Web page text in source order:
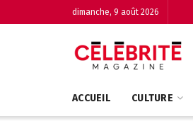
dimanche, 9 août 2026
ACCUEIL CULTURE